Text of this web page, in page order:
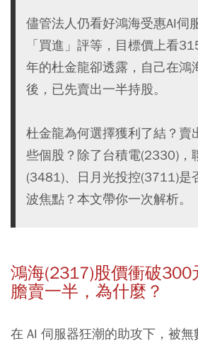
儘管法人仍看好鴻海受惠AI伺
「買進」評等，目標價上看
年的杜金龍卻透露，自己在鴻
後，已先賣出一半持股。
杜金龍為何選擇獲利了結？賣
些個股？除了台積電(2330)，
(3481)、日月光投控(3711)是
波焦點？本文帶你一次解析。
鴻海(2317)股價衝破300
膽賣一半，為什麼？
在 AI 伺服器狂潮的助攻下，被